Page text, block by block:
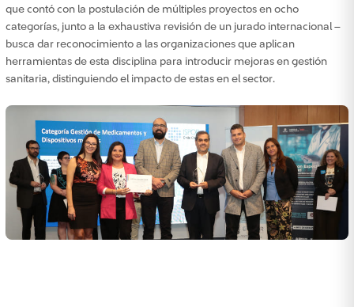
que contó con la postulación de múltiples proyectos en ocho
categorías, junto a la exhaustiva revisión de un jurado internacional –
busca dar reconocimiento a las organizaciones que aplican
herramientas de esta disciplina para introducir mejoras en gestión
sanitaria, distinguiendo el impacto de estas en el sector.